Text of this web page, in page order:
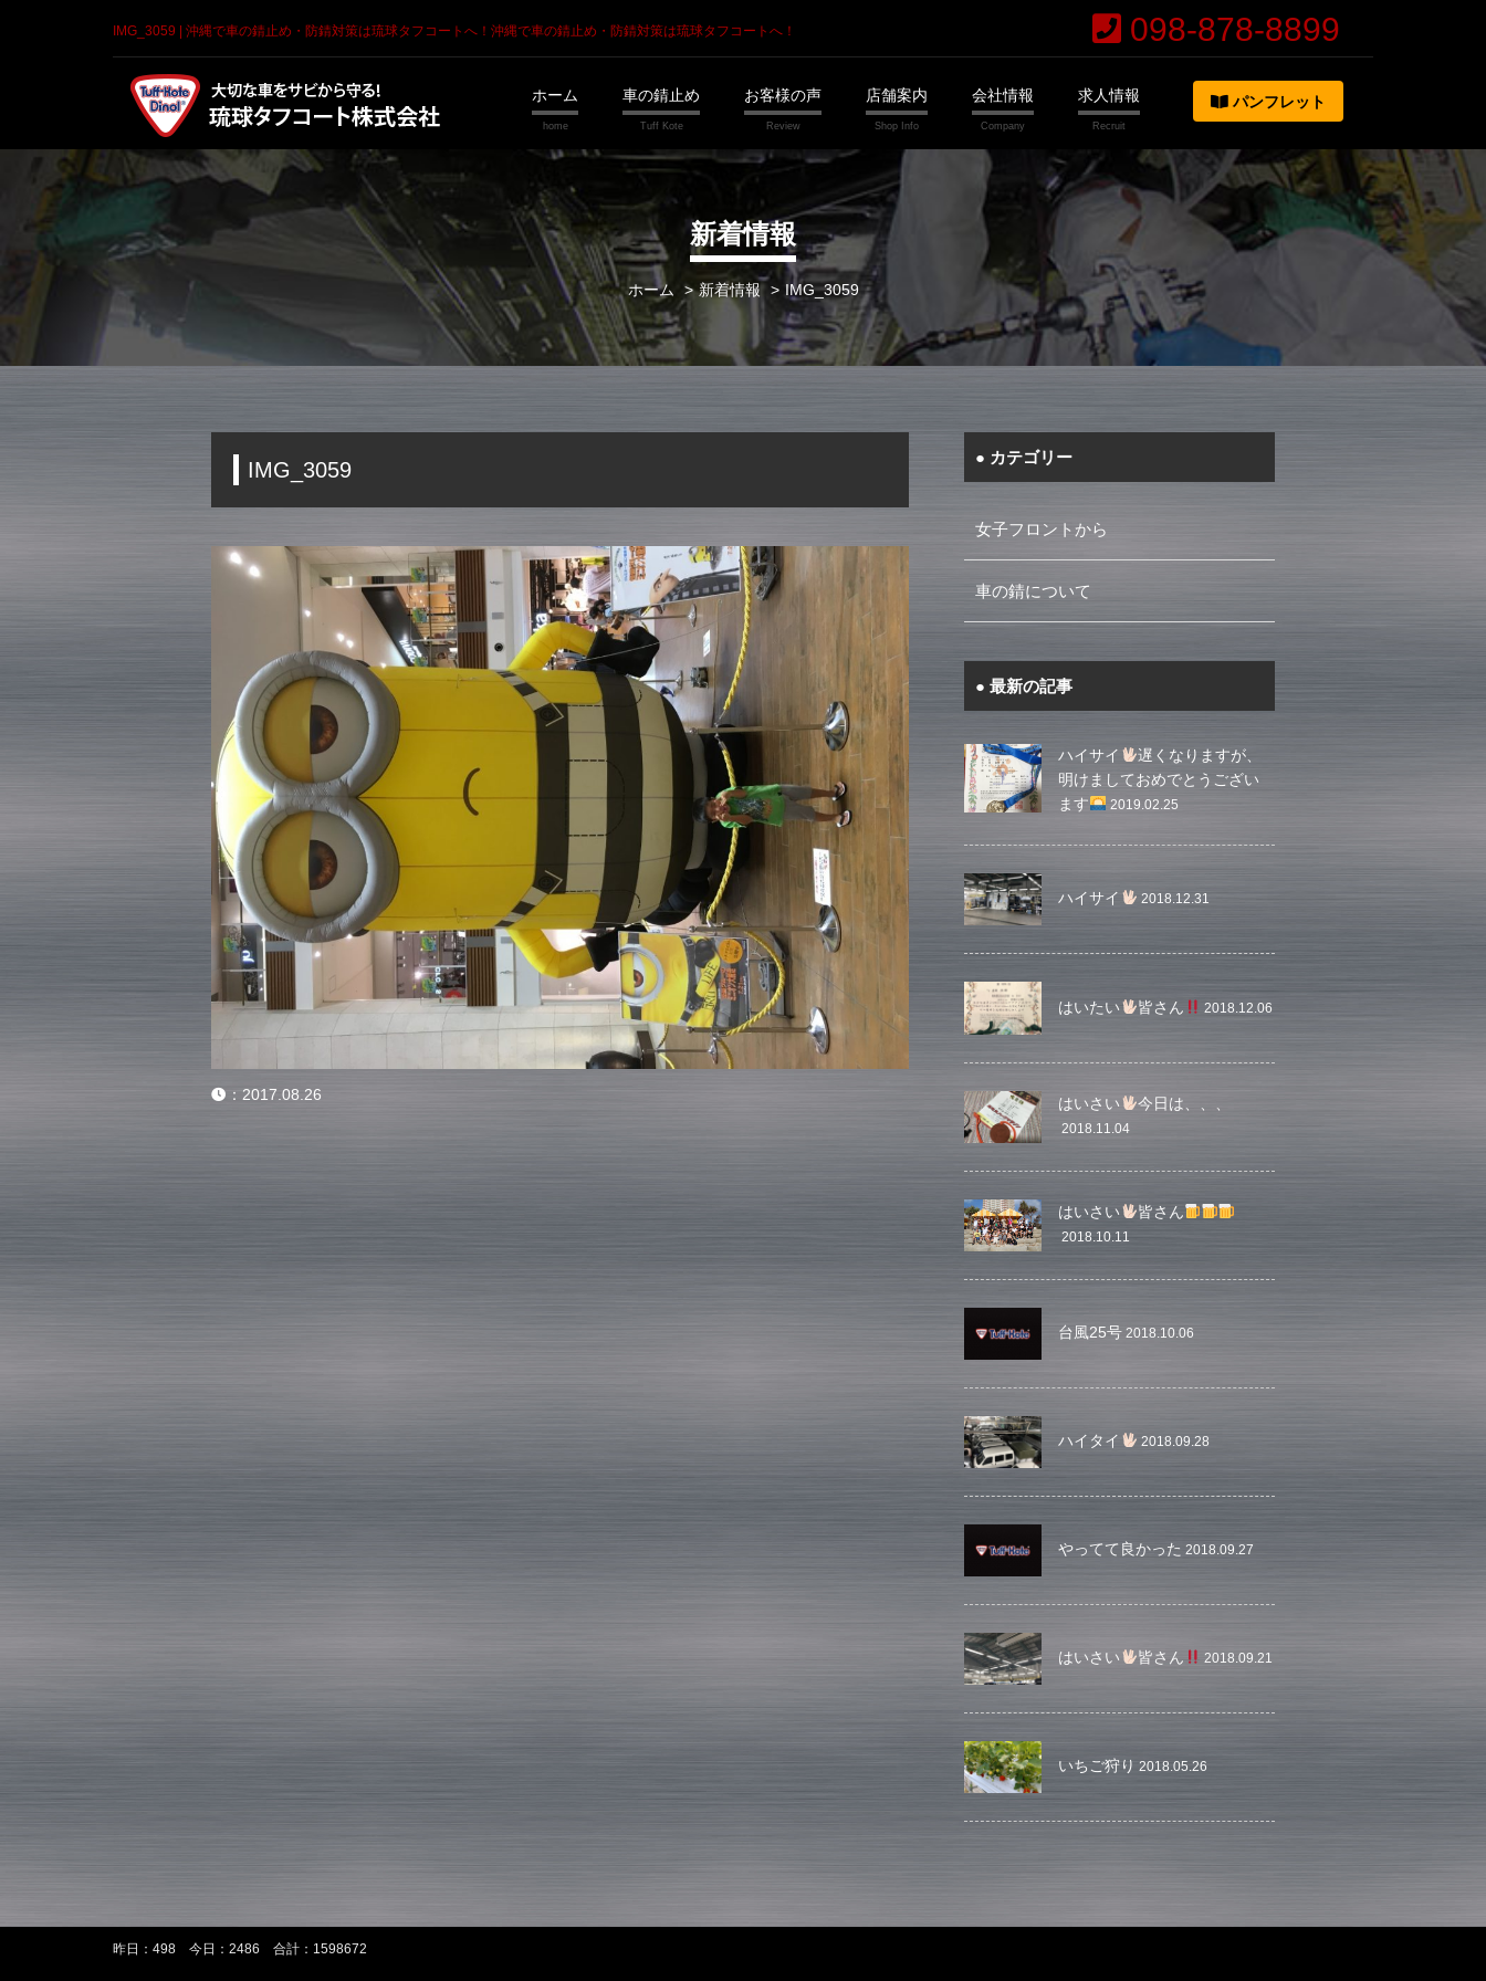
IMG_3059 | 沖縄で車の錆止め・防錆対策は琉球タフコートへ！ 沖縄で車の錆止め・防錆対策は琉球タフコートへ！ 098-878-8899
ホーム 車の錆止め お客様の声 店舗案内 会社情報 求人情報 パンフレット
新着情報
ホーム 新着情報 IMG_3059
IMG_3059
： 2017.08.26
カテゴリー
女子フロントから
車の錆について
最新の記事
ハイサイ
遅くなりますが、
明けましておめでとうござい
ます
2019.02.25
ハイサイ 2018.12.31
はいたい 皆さん 2018.12.06
はいさい 今日は、、、
2018.11.04
はいさい 皆さん
2018.10.11
台風25号 2018.10.06
ハイタイ 2018.09.28
やってて良かった 2018.09.27
はいさい 皆さん 2018.09.21
いちご狩り 2018.05.26
昨日：498 今日：2486 合計：1598672